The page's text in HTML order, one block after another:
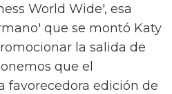
World Wide', esa
que se montó Katy
la salida de
que el
favorecedora edición de